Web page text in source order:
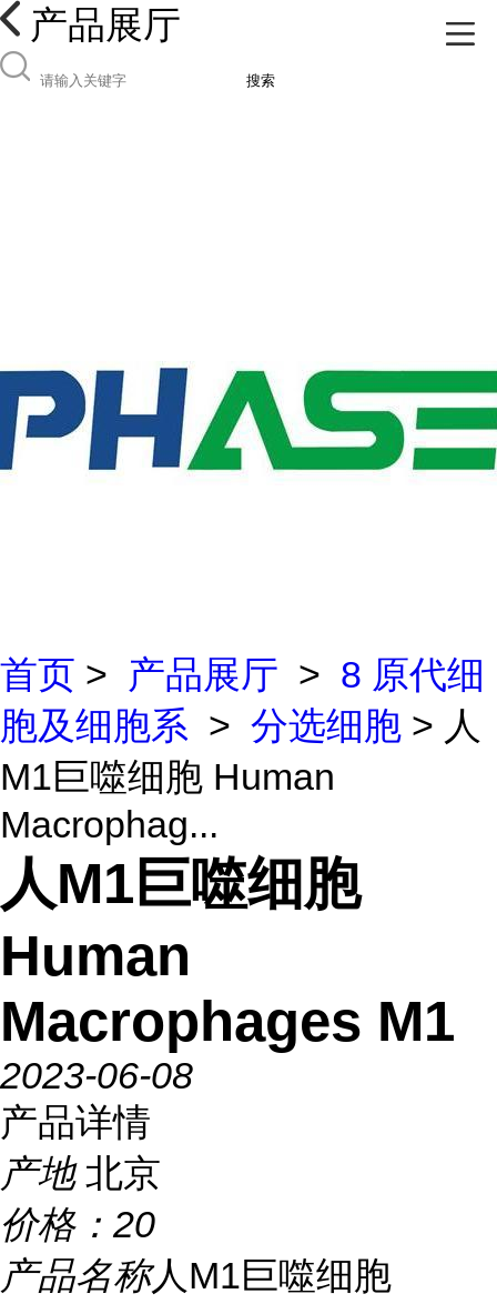
产品展厅
搜索
首页 > 产品展厅 > 8 原代细
胞及细胞系 > 分选细胞 > 人
M1巨噬细胞 Human
Macrophag...
人M1巨噬细胞
Human
Macrophages M1
2023-06-08
产品详情
产地 北京
价格： 20
产品名称人M1巨噬细胞